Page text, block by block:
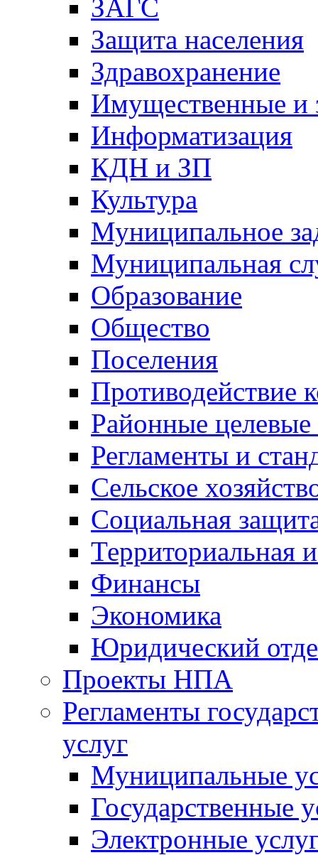
ЗАГС
Защита населения
Здравохранение
Имущественные и
Информатизация
КДН и ЗП
Культура
Муниципальное
Муниципальная
Образование
Общество
Поселения
Противодействие
Районные
Регламенты и
Сельское
Социальная
Территориальная
Финансы
Экономика
Юридический
Проекты НПА
Регламенты
услуг
Муниципальные
Государственные
Электронные